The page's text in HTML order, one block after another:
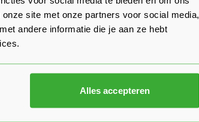
site met onze partners voor social media,
andere informatie die je aan ze hebt
Alles accepteren